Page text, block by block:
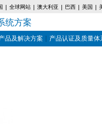
全球网站 澳大利亚 巴西 美国
统方案
品及解决方案 产品认证及质量体